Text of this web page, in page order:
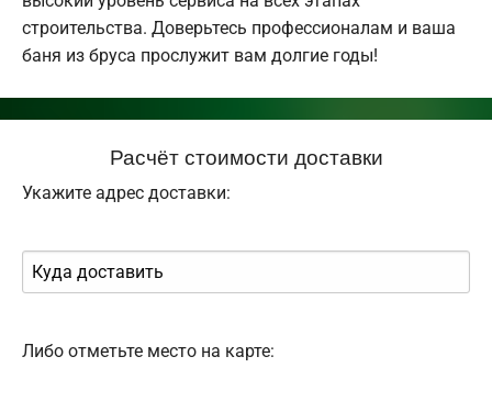
строительства. Доверьтесь профессионалам и ваша
баня из бруса прослужит вам долгие годы!
Расчёт стоимости доставки
Укажите адрес доставки:
Либо отметьте место на карте: